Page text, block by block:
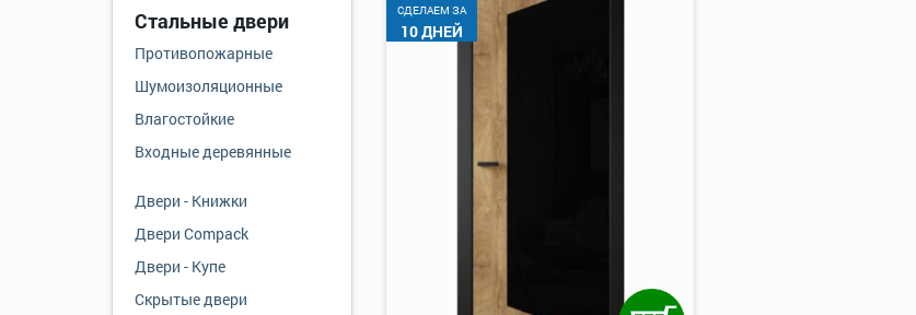
Стальные двери
Противопожарные
Шумоизоляционные
Влагостойкие
Входные деревянные
Двери - Книжки
Двери Compack
Двери - Купе
Скрытые двери
CДЕЛАЕМ ЗА
10 ДНЕЙ